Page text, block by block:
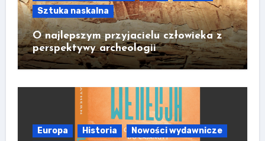
Sztuka naskalna
O najlepszym przyjacielu człowieka z
perspektywy archeologii
Europa Historia
Nowości wydawnicze